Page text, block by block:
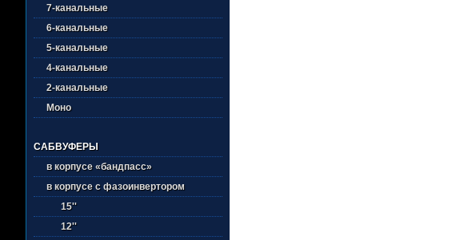
7-канальные
6-канальные
5-канальные
4-канальные
2-канальные
Моно
САБВУФЕРЫ
в корпусе «бандпасс»
в корпусе с фазоинвертором
15''
12''